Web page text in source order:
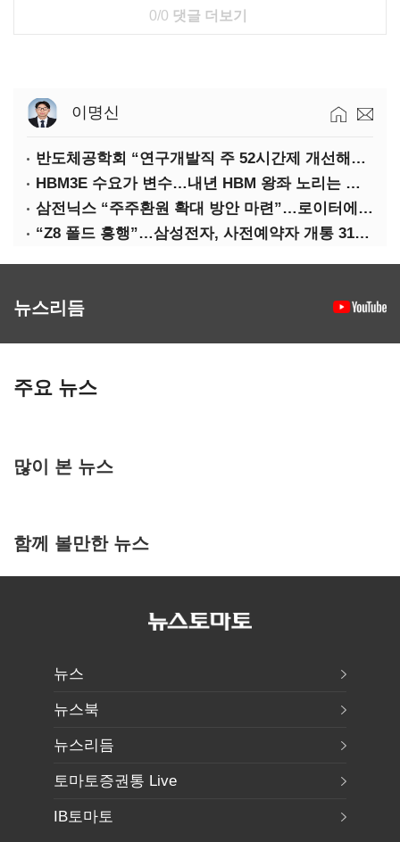
0/0 댓글 더보기
이명신
반도체공학회 “연구개발직 주 52시간제 개선해야”
HBM3E 수요가 변수…내년 HBM 왕좌 노리는 삼성
삼전닉스 “주주환원 확대 방안 마련”…로이터에 성명 보내
“Z8 폴드 흥행”…삼성전자, 사전예약자 개통 31일까지 연장
뉴스리듬
주요 뉴스
많이 본 뉴스
함께 볼만한 뉴스
뉴스
뉴스북
뉴스리듬
토마토증권통 Live
IB토마토